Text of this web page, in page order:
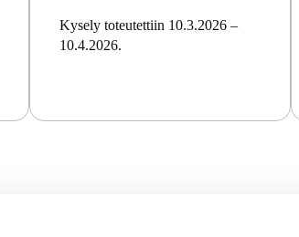
Kysely toteutettiin 10.3.2026 –
10.4.2026.